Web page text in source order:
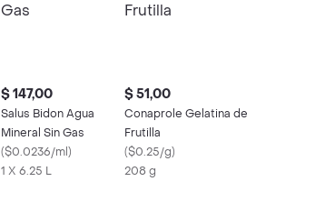
$ 147,00
Salus Bidon Agua
Mineral Sin Gas
($0.0236/ml)
1 X 6.25 L
$ 51,00
Conaprole Gelatina de
Frutilla
($0.25/g)
208 g